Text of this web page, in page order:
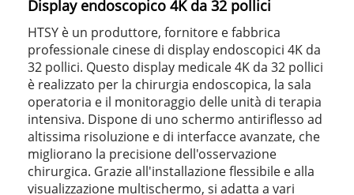
Display endoscopico 4K da 32 pollici
HTSY è un produttore, fornitore e fabbrica
professionale cinese di display endoscopici 4K da
32 pollici. Questo display medicale 4K da 32 pollici
è realizzato per la chirurgia endoscopica, la sala
operatoria e il monitoraggio delle unità di terapia
intensiva. Dispone di uno schermo antiriflesso ad
altissima risoluzione e di interfacce avanzate, che
migliorano la precisione dell'osservazione
chirurgica. Grazie all'installazione flessibile e alla
visualizzazione multischermo, si adatta a vari